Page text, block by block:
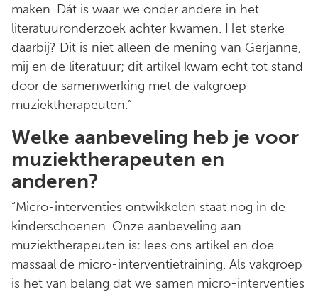
maken. Dát is waar we onder andere in het
literatuuronderzoek achter kwamen. Het sterke
daarbij? Dit is niet alleen de mening van Gerjanne,
mij en de literatuur; dit artikel kwam echt tot stand
door de samenwerking met de vakgroep
muziektherapeuten.”
Welke aanbeveling heb je voor
muziektherapeuten en
anderen?
“Micro-interventies ontwikkelen staat nog in de
kinderschoenen. Onze aanbeveling aan
muziektherapeuten is: lees ons artikel en doe
massaal de micro-interventietraining. Als vakgroep
is het van belang dat we samen micro-interventies